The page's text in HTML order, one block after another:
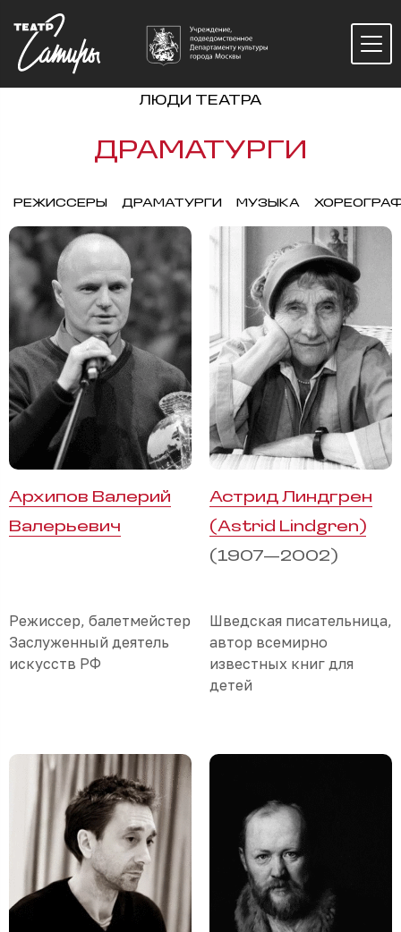
ЛЮДИ ТЕАТРА
ДРАМАТУРГИ
РЕЖИССЕРЫ ДРАМАТУРГИ МУЗЫКА
Архипов Валерий
Валерьевич
Режиссер, балетмейстер
Заслуженный деятель
искусств РФ
Астрид Линдгрен
(Astrid Lindgren)
(1907—2002)
Шведская писательница,
автор всемирно
известных книг для
детей